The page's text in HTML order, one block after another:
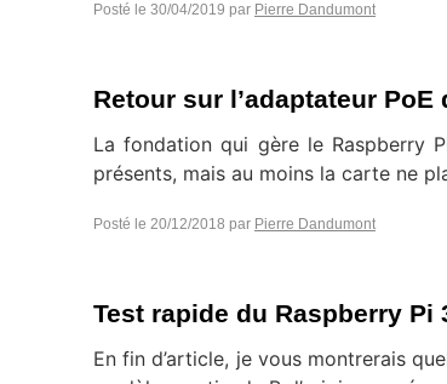
Posté le 30/04/2019 par Pierre Dandumont
Retour sur l’adaptateur PoE
La fondation qui gère le Raspberry
présents, mais au moins la carte ne
Posté le 20/12/2018 par Pierre Dandumont
Test rapide du Raspberry Pi
En fin d’article, je vous montrerais